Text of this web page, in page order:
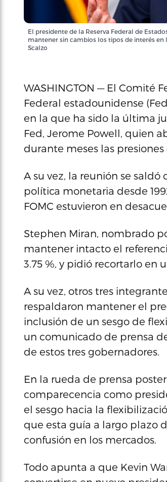
El presidente de la Reserva Federal de
mantener sin cambios los tipos de interés en
Scalzo
WASHINGTON — El Comité
Federal estadounidense
en la que ha sido la última
Fed, Jerome Powell, quien
durante meses las
A su vez, la reunión se
política monetaria desde
FOMC estuvieron en
Stephen Miran, nombrado
mantener intacto el
3.75 %, y pidió recortarlo en
A su vez, otros tres
respaldaron mantener el
inclusión de un sesgo de
un comunicado de prensa
de estos tres gobernadores.
En la rueda de prensa
comparecencia como
el sesgo hacia la
que esta guía a largo plazo
confusión en los mercados.
Todo apunta a que Kevin